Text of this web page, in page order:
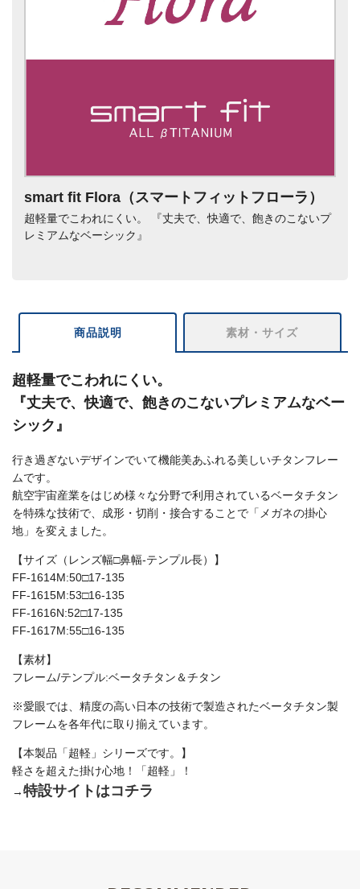
smart fit Flora（スマートフィットフローラ）
超軽量でこわれにくい。 『丈夫で、快適で、飽きのこないプ
レミアムなベーシック』
商品説明 素材・サイズ
超軽量でこわれにくい。
『丈夫で、快適で、飽きのこないプレミアムなベー
シック』
行き過ぎないデザインでいて機能美あふれる美しいチタンフレー
ムです。
航空宇宙産業をはじめ様々な分野で利用されているベータチタン
を特殊な技術で、成形・切削・接合することで「メガネの掛心
地」を変えました。
【サイズ（レンズ幅□鼻幅-テンプル長）】
FF-1614M:50□17-135
FF-1615M:53□16-135
FF-1616N:52□17-135
FF-1617M:55□16-135
【素材】
フレーム/テンプル:ベータチタン＆チタン
※愛眼では、精度の高い日本の技術で製造されたベータチタン製
フレームを各年代に取り揃えています。
【本製品「超軽」シリーズです。】
軽さを超えた掛け心地！「超軽」！
→特設サイトはコチラ